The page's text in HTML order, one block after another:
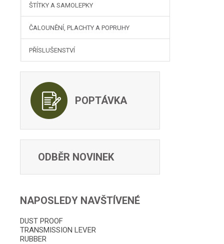
ŠTÍTKY A SAMOLEPKY
ČALOUNĚNÍ, PLACHTY A POPRUHY
PŘÍSLUŠENSTVÍ
POPTÁVKA
ODBĚR NOVINEK
NAPOSLEDY NAVŠTÍVENÉ
DUST PROOF
TRANSMISSION LEVER
RUBBER